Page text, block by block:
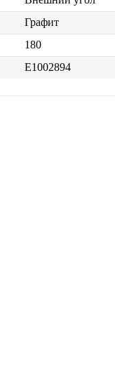
Графит
180
E1002894